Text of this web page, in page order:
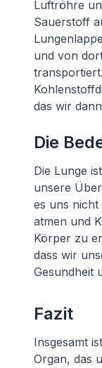
Luftröhre
Sauerstoff
und von
das wir
Die
Die Lunge
unsere
es uns
atmen und
Körper zu
dass wir
Gesundheit
Fazit
Insgesamt
Organ, das